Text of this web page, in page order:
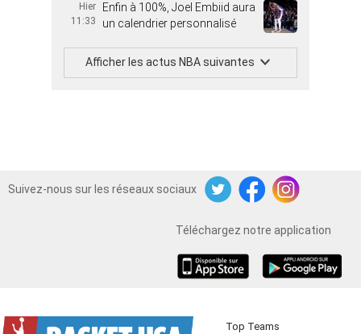
Hier
11:33
Enfin à 100%, Joel Embiid aura
un calendrier personnalisé
Afficher les actus NBA suivantes
Suivez-nous sur les réseaux sociaux
TwitterFacebookInstagram
Téléchargez notre application
Top Teams